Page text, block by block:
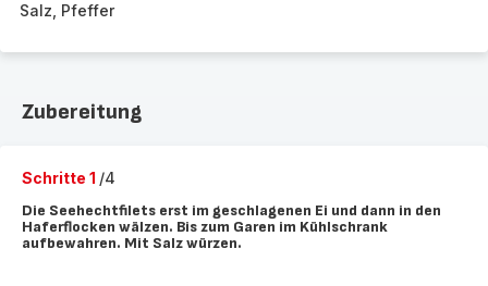
Salz, Pfeffer
Zubereitung
Schritte 1 /4
Die Seehechtfilets erst im geschlagenen Ei und dann in den
Haferflocken wälzen. Bis zum Garen im Kühlschrank
aufbewahren. Mit Salz würzen.